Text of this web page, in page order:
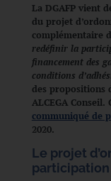
La DGAFP vient
du projet
complémentaire
redéfinir la
financement des
conditions
des propositions
ALCEGA
communiqué de
2020.
Le projet